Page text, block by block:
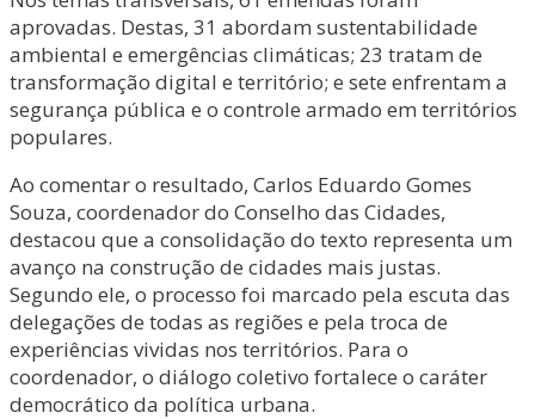
aprovadas. Destas, 31 abordam sustentabilidade
ambiental e emergências climáticas; 23 tratam de
transformação digital e território; e sete enfrentam a
segurança pública e o controle armado em territórios
populares.
Ao comentar o resultado, Carlos Eduardo Gomes
Souza, coordenador do Conselho das Cidades,
destacou que a consolidação do texto representa um
avanço na construção de cidades mais justas.
Segundo ele, o processo foi marcado pela escuta das
delegações de todas as regiões e pela troca de
experiências vividas nos territórios. Para o
coordenador, o diálogo coletivo fortalece o caráter
democrático da política urbana.